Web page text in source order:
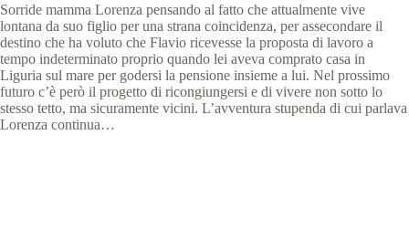
Sorride mamma Lorenza pensando al fatto che attualmente vive
lontana da suo figlio per una strana coincidenza, per assecondare il
destino che ha voluto che Flavio ricevesse la proposta di lavoro a
tempo indeterminato proprio quando lei aveva comprato casa in
Liguria sul mare per godersi la pensione insieme a lui. Nel prossimo
futuro c’è però il progetto di ricongiungersi e di vivere non sotto lo
stesso tetto, ma sicuramente vicini. L’avventura stupenda di cui parlava
Lorenza continua…